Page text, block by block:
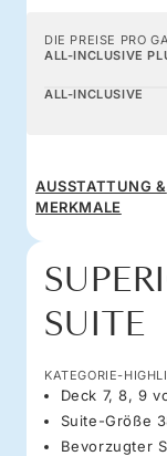
DIE PREISE PRO
ALL-INCLUSIVE
ALL-INCLUSIVE
AUSSTATTUNG &
MERKMALE
SUITE
KATEGORIE-
Deck 7, 8, 9
Suite-Größe
Bevorzugter